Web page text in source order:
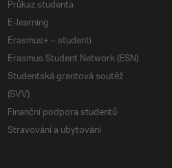
Průkaz studenta
E-learning
Erasmus+ – studenti
Erasmus Student Network (ESN)
Studentská grantová soutěž
(SVV)
Finanční podpora studentů
Stravování a ubytování